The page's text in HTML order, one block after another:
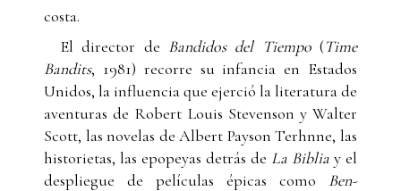
costa.
El director de Bandidos del Tiempo(Time
Bandits, 1981) recorre su infancia en Estados
Unidos, la influencia que ejerció la literatura de
aventuras de Robert Louis Stevenson y Walter
Scott, las novelas de Albert Payson Terhnne, las
historietas, las epopeyas detrás de La Biblia y el
despliegue de películas épicas como Ben-